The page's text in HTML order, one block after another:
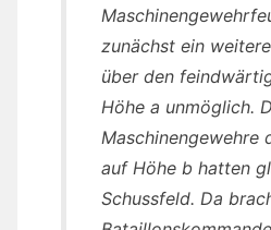
zunächst ein
über den
Höhe a unmöglich.
Maschinengewehre
auf Höhe b hatten
Schussfeld. Da